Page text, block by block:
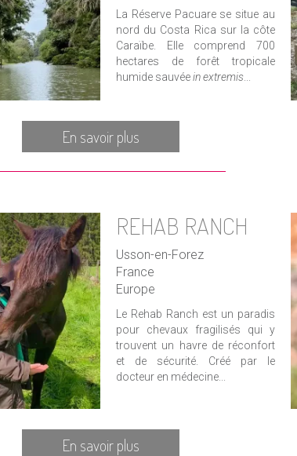
La Réserve Pacuare se situe au
nord du Costa Rica sur la côte
Caraïbe. Elle comprend 700
hectares de forêt tropicale
humide sauvéein extremis
En savoir plus
REHAB RANCH
Usson-en-Forez
France
Europe
Le Rehab Ranch est un paradis
pour chevaux fragilisés qui y
trouvent un havre de réconfort
et de sécurité. Créé par le
docteur en médecine...
En savoir plus